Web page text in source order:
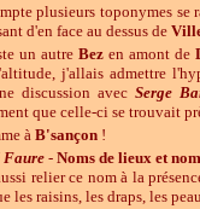
plusieurs toponymes se
d'en face au dessus de
un autre Bezen amont de
j'allais admettre
discussion avec Serge
que celle-ci se trouvait
àB'sançon !
Faure -Noms de lieux et
relier ce nom à la
les raisins, les draps, les